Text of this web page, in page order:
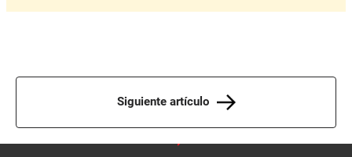
Siguiente artículo